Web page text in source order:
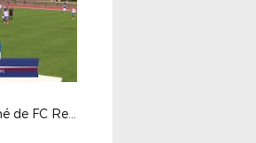
DH Intersport (J1) : Le résumé de FC Rezé / AS La Châtaigneraie (1-2)